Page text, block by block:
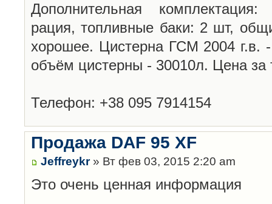
Дополнительная
рация, топливные баки: 2 шт,
хорошее. Цистерна ГСМ 2004 г.в.
объём цистерны - 30010л. Цена за
Телефон: +38 095 7914154
Продажа DAF 95 XF
Jeffreykr» Вт фев 03, 2015 2:20 am
Это очень ценная информация